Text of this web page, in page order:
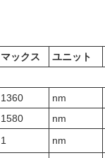
マックス ユニット
1360 nm
1580 nm
1 nm